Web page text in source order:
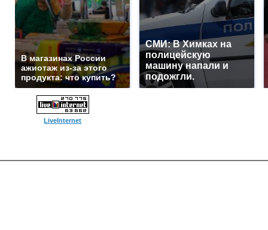
В магазинах России
ажиотаж из-за этого
продукта: что купить?
СМИ: В Химках на
полицейскую
машину напали и
подожгли.
LiveInternet